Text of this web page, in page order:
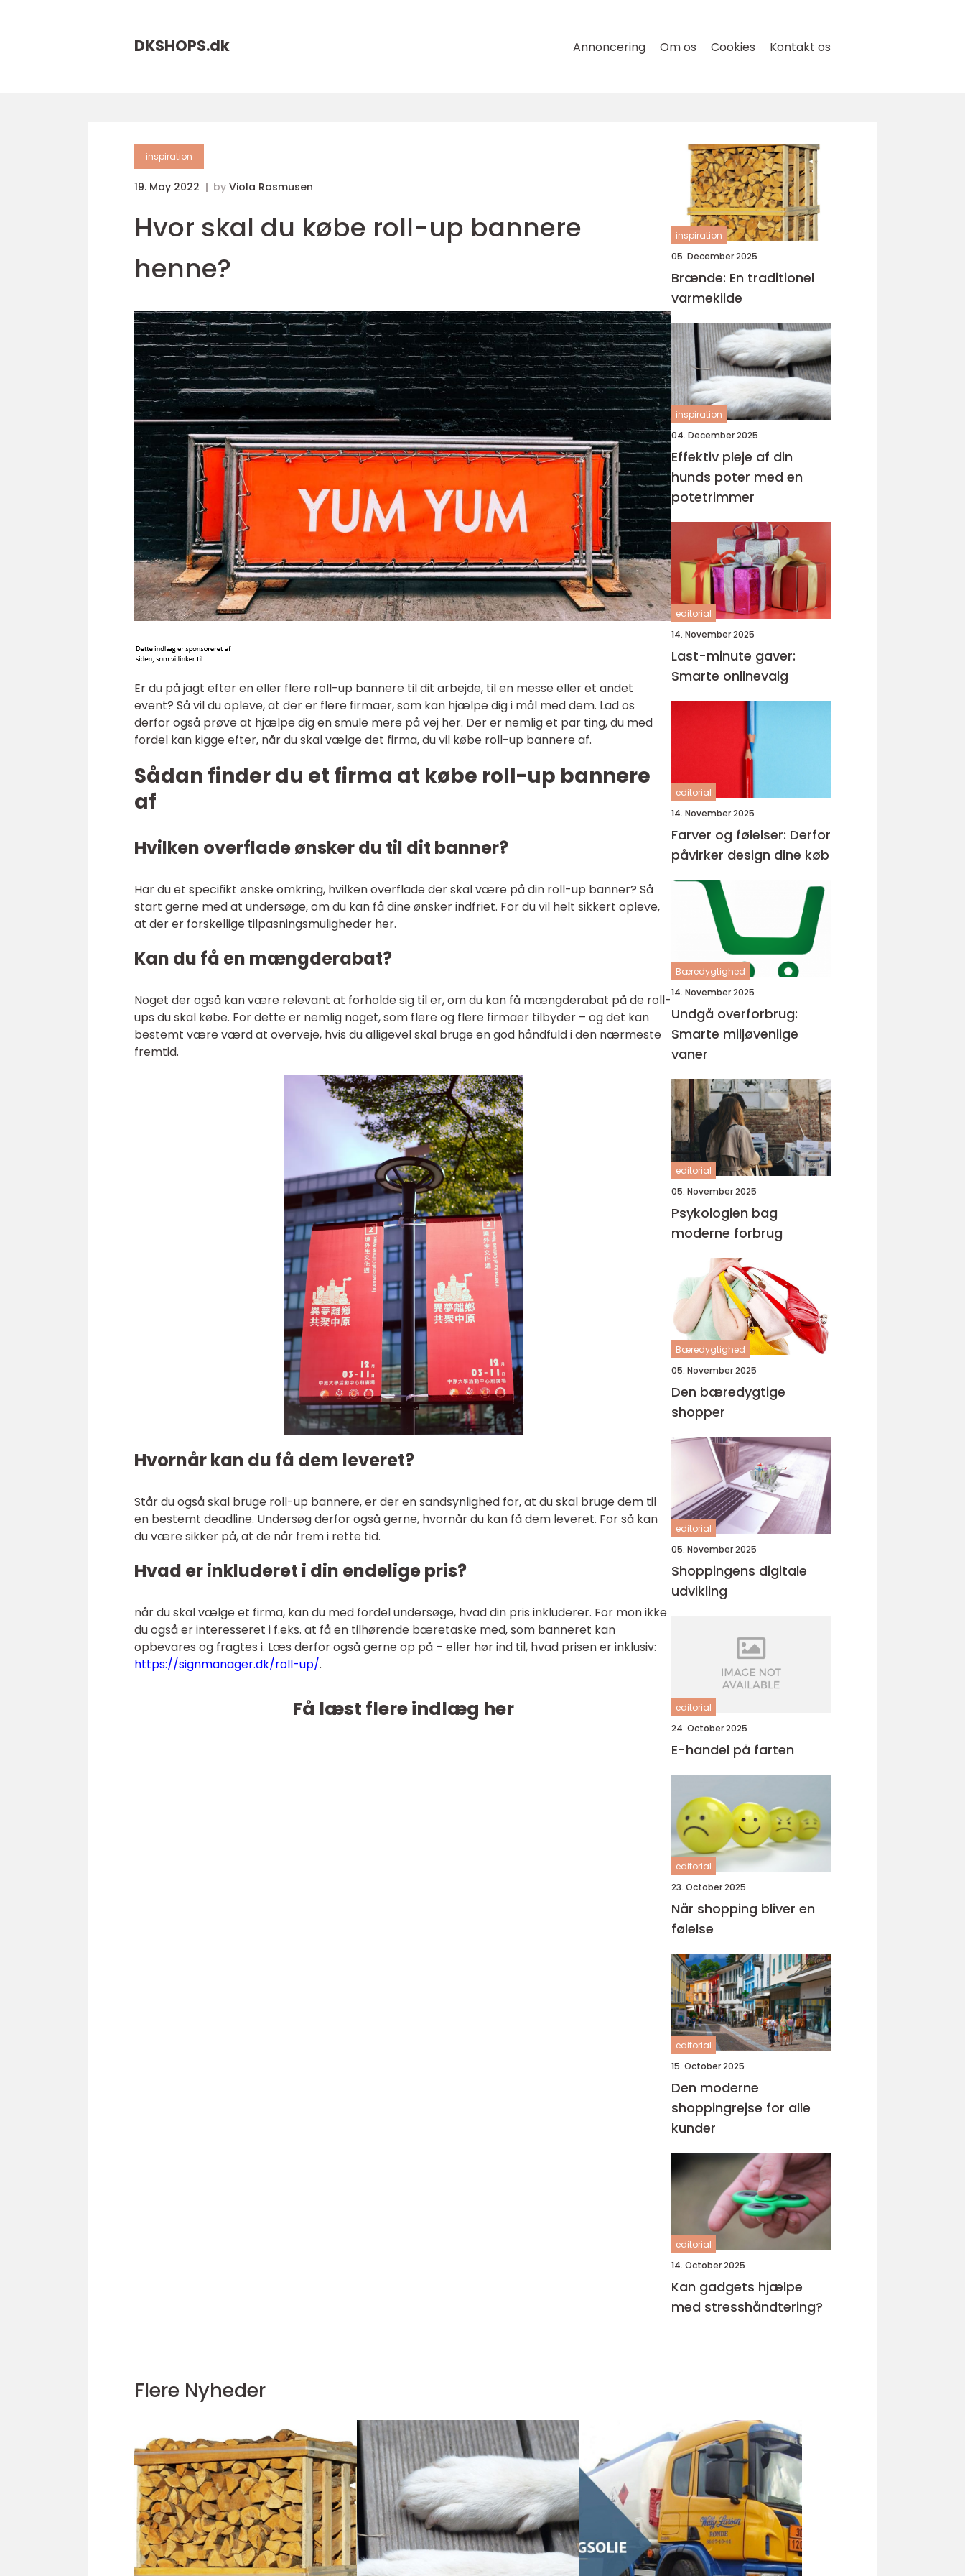
DKSHOPS.dk Annoncering Om os Cookies Kontakt os
inspiration
19. May 2022 by Viola Rasmusen
Hvor skal du købe roll-up bannere
henne?
Er du på jagt efter en eller flere roll-up bannere til dit arbejde, til en messe eller et andet
event? Så vil du opleve, at der er flere firmaer, som kan hjælpe dig i mål med dem. Lad os
derfor også prøve at hjælpe dig en smule mere på vej her. Der er nemlig et par ting, du med
fordel kan kigge efter, når du skal vælge det firma, du vil købe roll-up bannere af.
Sådan finder du et firma at købe roll-up bannere
af
Hvilken overflade ønsker du til dit banner?
Har du et specifikt ønske omkring, hvilken overflade der skal være på din roll-up banner? Så
start gerne med at undersøge, om du kan få dine ønsker indfriet. For du vil helt sikkert opleve,
at der er forskellige tilpasningsmuligheder her.
Kan du få en mængderabat?
Noget der også kan være relevant at forholde sig til er, om du kan få mængderabat på de roll-
ups du skal købe. For dette er nemlig noget, som flere og flere firmaer tilbyder – og det kan
bestemt være værd at overveje, hvis du alligevel skal bruge en god håndfuld i den nærmeste
fremtid.
Hvornår kan du få dem leveret?
Står du også skal bruge roll-up bannere, er der en sandsynlighed for, at du skal bruge dem til
en bestemt deadline. Undersøg derfor også gerne, hvornår du kan få dem leveret. For så kan
du være sikker på, at de når frem i rette tid.
Hvad er inkluderet i din endelige pris?
når du skal vælge et firma, kan du med fordel undersøge, hvad din pris inkluderer. For mon ikke
du også er interesseret i f.eks. at få en tilhørende bæretaske med, som banneret kan
opbevares og fragtes i. Læs derfor også gerne op på – eller hør ind til, hvad prisen er inklusiv:
https://signmanager.dk/roll-up/.
Få læst flere indlæg her
inspiration
05. December 2025
Brænde: En traditionel
varmekilde
inspiration
04. December 2025
Effektiv pleje af din
hunds poter med en
potetrimmer
editorial
14. November 2025
Last-minute gaver:
Smarte onlinevalg
editorial
14. November 2025
Farver og følelser: Derfor
påvirker design dine køb
Bæredygtighed
14. November 2025
Undgå overforbrug:
Smarte miljøvenlige
vaner
editorial
05. November 2025
Psykologien bag
moderne forbrug
Bæredygtighed
05. November 2025
Den bæredygtige
shopper
editorial
05. November 2025
Shoppingens digitale
udvikling
editorial
24. October 2025
E-handel på farten
editorial
23. October 2025
Når shopping bliver en
følelse
editorial
15. October 2025
Den moderne
shoppingrejse for alle
kunder
editorial
14. October 2025
Kan gadgets hjælpe
med stresshåndtering?
Flere Nyheder